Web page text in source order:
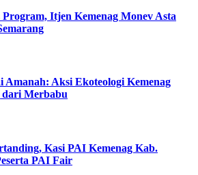
Itjen Kemenag Monev Asta
Amanah: Aksi Ekoteologi Kemenag
dari Merbabu
Kasi PAI Kemenag Kab.
PAI Fair